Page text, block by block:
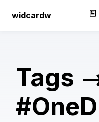
widcardw
Tags